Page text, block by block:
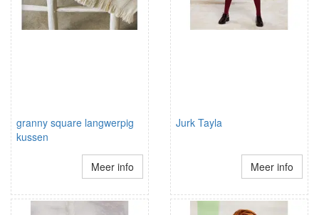
granny square langwerpig
kussen
Meer info
Jurk Tayla
Meer info